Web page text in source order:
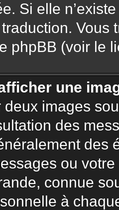
Si elle
Vous
phpBB (voir le
une
deux images
des
des
ou
connue
à